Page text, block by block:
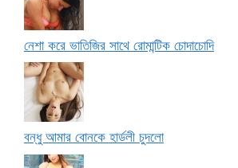
নেশা করে ভাতিজির সাথে রোমান্টিক চোদাচোদি
বন্ধু আমার বোনকে হার্ডলী চুদলো